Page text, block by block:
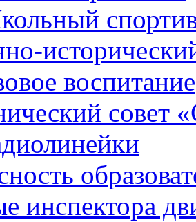
воспитание
совет
инспектора